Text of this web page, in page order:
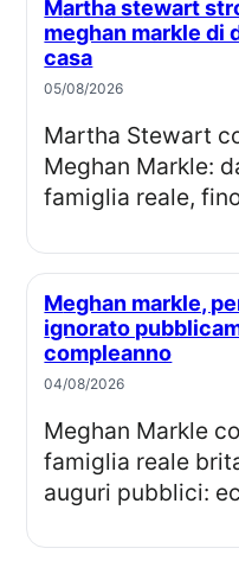
Martha stewart stronca il tentativo di
meghan markle di
casa
05/08/2026
Martha Stewart commenta il percorso di
Meghan Markle:
famiglia reale,
Meghan markle, perché la famiglia reale ha
ignorato
compleanno
04/08/2026
Meghan Markle compie 45 anni, ma dalla
famiglia reale
auguri pubblici: